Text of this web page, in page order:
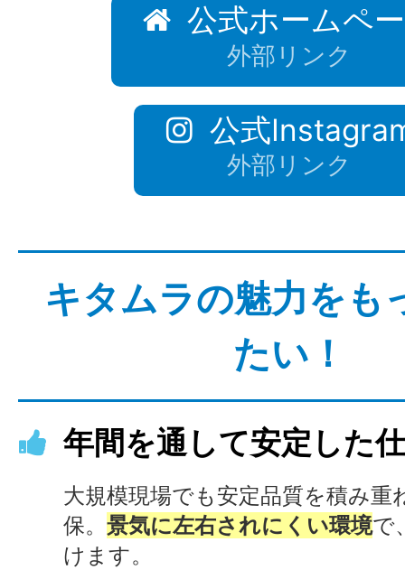
公式ホームペ
外部リンク
公式
外部リンク
キタムラの魅力をも
たい！
年間を通して安定した
大規模現場でも安定品質を積み重
保。景気に左右されにくい環境で
けます。